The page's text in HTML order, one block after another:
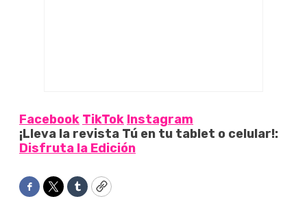
Facebook TikTok Instagram
¡Lleva la revista Tú en tu tablet o celular!:
Disfruta la Edición
Facebook
TwitterTumblrCopy